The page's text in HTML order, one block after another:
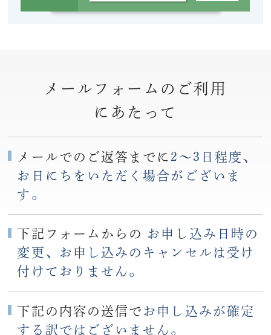
メールフォームのご利用
にあたって
メールでのご返答までに 2〜3日程度、
お日にちをいただく場合がございま
す。
下記フォームからの お申し込み日時の
変更、お申し込みのキャンセルは受け
付けておりません。
下記の内容の送信でお申し込みが確定
する訳ではございません。